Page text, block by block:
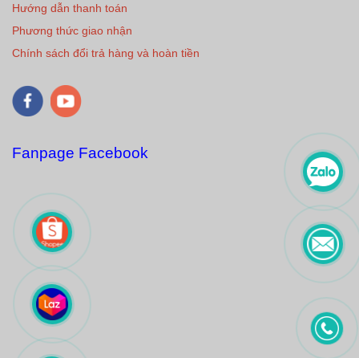
Hướng dẫn thanh toán
Phương thức giao nhận
Chính sách đổi trả hàng và hoàn tiền
Fanpage Facebook